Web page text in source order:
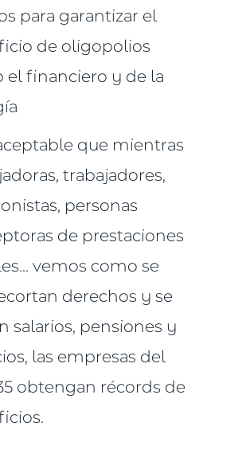
para garantizar el
de oligopolios
el financiero y de la
que mientras
trabajadores,
personas
de prestaciones
vemos como se
derechos y se
salarios, pensiones y
las empresas del
obtengan récords de